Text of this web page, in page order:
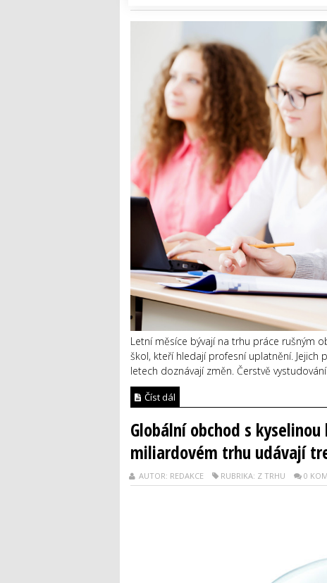
Letní měsíce bývají na trhu práce rušným
škol, kteří hledají profesní uplatnění. Jejich
letech doznávají změn. Čerstvě
Číst dál
Globální obchod s
miliardovém trhu udávají
AUTOR: REDAKCE RUBRIKA: Z TRHU 0